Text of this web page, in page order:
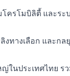
ครโมบิลิตี้ และระ
งทางเลือก และก
ญ่ในประเทศไทย